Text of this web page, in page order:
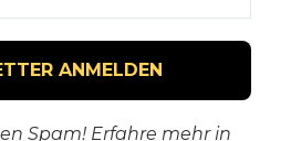
Spam! Erfahre mehr in